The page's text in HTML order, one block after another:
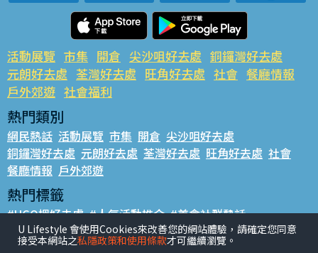
活動展覽 市集 開倉 尖沙咀好去處 銅鑼灣好去處
元朗好去處 荃灣好去處 旺角好去處 社會 餐廳情報
戶外郊遊 社會福利
熱門類別
網民熱話 活動展覽 市集 開倉 尖沙咀好去處
銅鑼灣好去處 元朗好去處 荃灣好去處 旺角好去處 社會
餐廳情報 戶外郊遊
熱門標籤
#UGO搵好去處 #人氣活動推介 #美食社群熱話
#親子玩樂好去處 #ULifestyle應用程式 #限時搶
#UJetso禮物放送 #ULifestyle商戶中心 #著數
U Lifestyle 會使用Cookies來改善您的網站體驗，請確定您同意
接受本網站之私隱政策和使用條款才可繼續瀏覽。